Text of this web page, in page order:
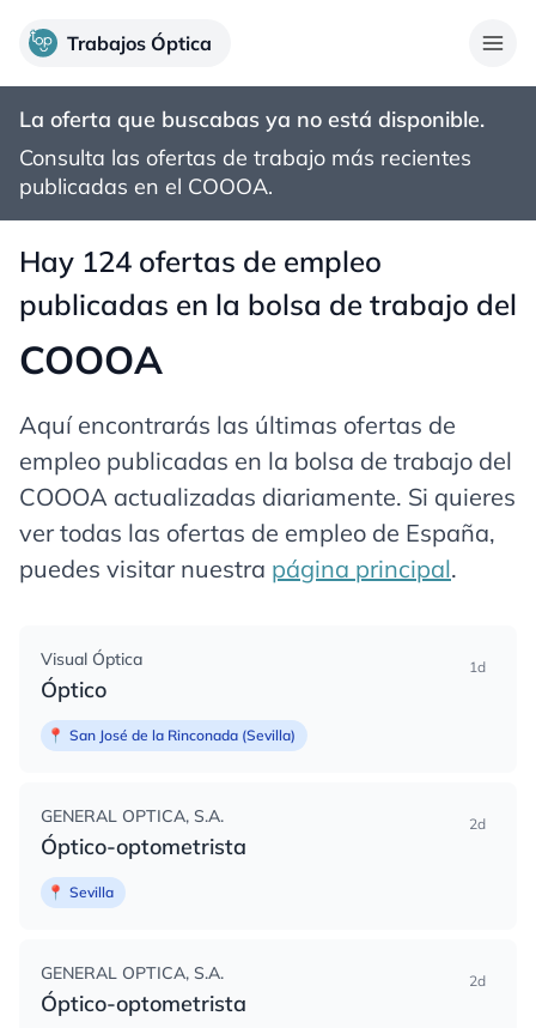
Trabajos Óptica
La oferta que buscabas ya no está disponible.
Consulta las ofertas de trabajo más recientes
publicadas en el COOOA.
Hay 124 ofertas de empleo
publicadas en la bolsa de trabajo del
COOOA
Aquí encontrarás las últimas ofertas de
empleo publicadas en la bolsa de trabajo del
COOOA actualizadas diariamente. Si quieres
ver todas las ofertas de empleo de España,
puedes visitar nuestra página principal.
Visual Óptica
Óptico
1d
📍 San José de la Rinconada (Sevilla)
GENERAL OPTICA, S.A.
Óptico-optometrista
2d
📍 Sevilla
GENERAL OPTICA, S.A.
Óptico-optometrista
2d